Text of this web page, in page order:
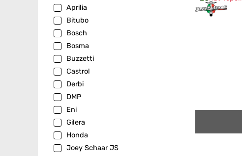
Aprilia
Bitubo
Bosch
Bosma
Buzzetti
Castrol
Derbi
DMP
Eni
Gilera
Honda
Joey Schaar JS